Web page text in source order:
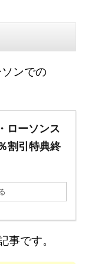
ンでの
ローソンス
割引特典終
事です。